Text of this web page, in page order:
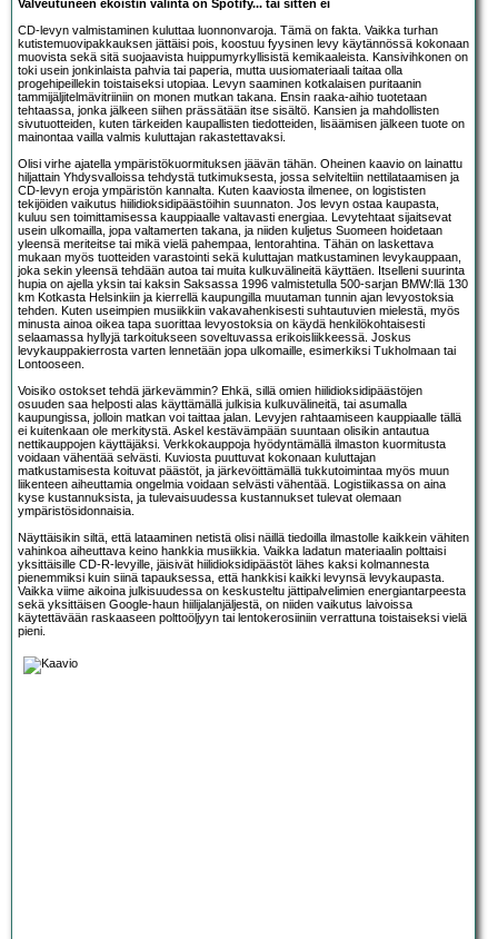
Valveutuneen ekoistin valinta on Spotify... tai sitten ei
CD-levyn valmistaminen kuluttaa luonnonvaroja. Tämä on fakta. Vaikka turhan
kutistemuovipakkauksen jättäisi pois, koostuu fyysinen levy käytännössä kokonaan
muovista sekä sitä suojaavista huippumyrkyllisistä kemikaaleista. Kansivihkonen on
toki usein jonkinlaista pahvia tai paperia, mutta uusiomateriaali taitaa olla
progehipeillekin toistaiseksi utopiaa. Levyn saaminen kotkalaisen puritaanin
tammijäljitelmävitriiniin on monen mutkan takana. Ensin raaka-aihio tuotetaan
tehtaassa, jonka jälkeen siihen prässätään itse sisältö. Kansien ja mahdollisten
sivutuotteiden, kuten tärkeiden kaupallisten tiedotteiden, lisäämisen jälkeen tuote on
mainontaa vailla valmis kuluttajan rakastettavaksi.
Olisi virhe ajatella ympäristökuormituksen jäävän tähän. Oheinen kaavio on lainattu
hiljattain Yhdysvalloissa tehdystä tutkimuksesta, jossa selviteltiin nettilataamisen ja
CD-levyn eroja ympäristön kannalta. Kuten kaaviosta ilmenee, on logististen
tekijöiden vaikutus hiilidioksidipäästöihin suunnaton. Jos levyn ostaa kaupasta,
kuluu sen toimittamisessa kauppiaalle valtavasti energiaa. Levytehtaat sijaitsevat
usein ulkomailla, jopa valtamerten takana, ja niiden kuljetus Suomeen hoidetaan
yleensä meriteitse tai mikä vielä pahempaa, lentorahtina. Tähän on laskettava
mukaan myös tuotteiden varastointi sekä kuluttajan matkustaminen levykauppaan,
joka sekin yleensä tehdään autoa tai muita kulkuvälineitä käyttäen. Itselleni suurinta
hupia on ajella yksin tai kaksin Saksassa 1996 valmistetulla 500-sarjan BMW:llä 130
km Kotkasta Helsinkiin ja kierrellä kaupungilla muutaman tunnin ajan levyostoksia
tehden. Kuten useimpien musiikkiin vakavahenkisesti suhtautuvien mielestä, myös
minusta ainoa oikea tapa suorittaa levyostoksia on käydä henkilökohtaisesti
selaamassa hyllyjä tarkoitukseen soveltuvassa erikoisliikkeessä. Joskus
levykauppakierrosta varten lennetään jopa ulkomaille, esimerkiksi Tukholmaan tai
Lontooseen.
Voisiko ostokset tehdä järkevämmin? Ehkä, sillä omien hiilidioksidipäästöjen
osuuden saa helposti alas käyttämällä julkisia kulkuvälineitä, tai asumalla
kaupungissa, jolloin matkan voi taittaa jalan. Levyjen rahtaamiseen kauppiaalle tällä
ei kuitenkaan ole merkitystä. Askel kestävämpään suuntaan olisikin antautua
nettikauppojen käyttäjäksi. Verkkokauppoja hyödyntämällä ilmaston kuormitusta
voidaan vähentää selvästi. Kuviosta puuttuvat kokonaan kuluttajan
matkustamisesta koituvat päästöt, ja järkevöittämällä tukkutoimintaa myös muun
liikenteen aiheuttamia ongelmia voidaan selvästi vähentää. Logistiikassa on aina
kyse kustannuksista, ja tulevaisuudessa kustannukset tulevat olemaan
ympäristösidonnaisia.
Näyttäisikin siltä, että lataaminen netistä olisi näillä tiedoilla ilmastolle kaikkein vähiten
vahinkoa aiheuttava keino hankkia musiikkia. Vaikka ladatun materiaalin polttaisi
yksittäisille CD-R-levyille, jäisivät hiilidioksidipäästöt lähes kaksi kolmannesta
pienemmiksi kuin siinä tapauksessa, että hankkisi kaikki levynsä levykaupasta.
Vaikka viime aikoina julkisuudessa on keskusteltu jättipalvelimien energiantarpeesta
sekä yksittäisen Google-haun hiilijalanjäljestä, on niiden vaikutus laivoissa
käytettävään raskaaseen polttoöljyyn tai lentokerosiiniin verrattuna toistaiseksi vielä
pieni.